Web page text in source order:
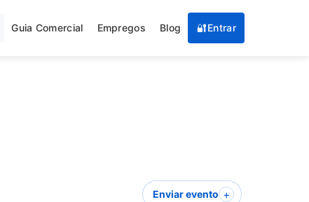
Guia Comercial Empregos Blog 🔐Entrar
Enviar evento +